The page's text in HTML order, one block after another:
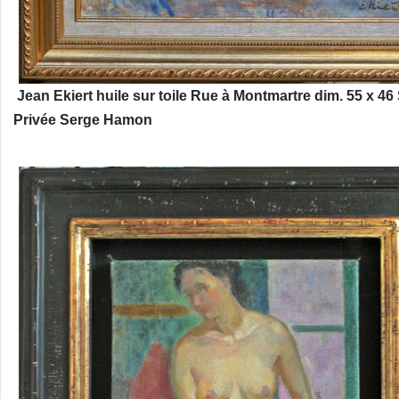
Jean Ekiert huile sur toile Rue à Montmartre dim. 55 x
Privée Serge Hamon